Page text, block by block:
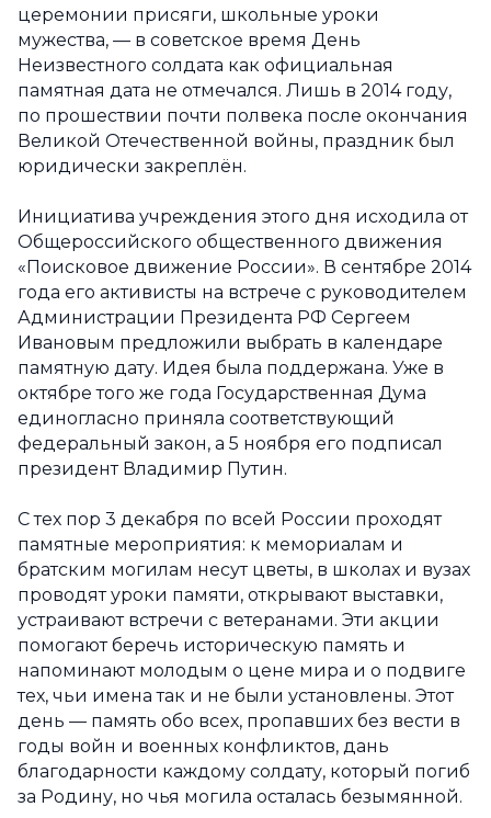
церемонии присяги, школьные уроки
мужества, — в советское время День
Неизвестного солдата как официальная
памятная дата не отмечался. Лишь в 2014 году,
по прошествии почти полвека после окончания
Великой Отечественной войны, праздник был
юридически закреплён.
Инициатива учреждения этого дня исходила от
Общероссийского общественного движения
«Поисковое движение России». В сентябре 2014
года его активисты на встрече с руководителем
Администрации Президента РФ Сергеем
Ивановым предложили выбрать в календаре
памятную дату. Идея была поддержана. Уже в
октябре того же года Государственная Дума
единогласно приняла соответствующий
федеральный закон, а 5 ноября его подписал
президент Владимир Путин.
С тех пор 3 декабря по всей России проходят
памятные мероприятия: к мемориалам и
братским могилам несут цветы, в школах и вузах
проводят уроки памяти, открывают выставки,
устраивают встречи с ветеранами. Эти акции
помогают беречь историческую память и
напоминают молодым о цене мира и о подвиге
тех, чьи имена так и не были установлены. Этот
день — память обо всех, пропавших без вести в
годы войн и военных конфликтов, дань
благодарности каждому солдату, который погиб
за Родину, но чья могила осталась безымянной.